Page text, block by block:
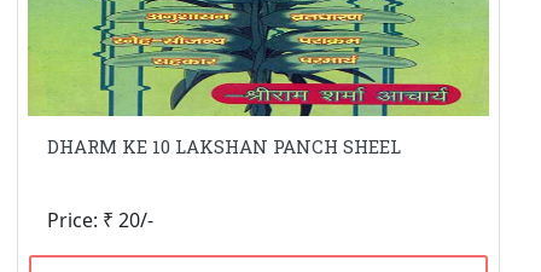
DHARM KE 10 LAKSHAN PANCH SHEEL
Price: ₹ 20/-